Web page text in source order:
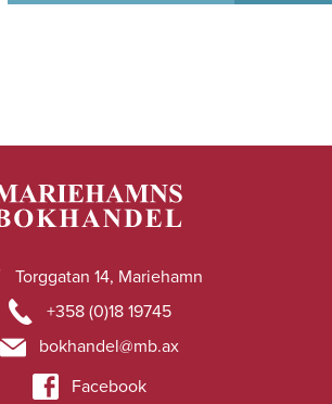
Torggatan 14, Mariehamn
+358 (0)18 19745
bokhandel@mb.ax
Facebook